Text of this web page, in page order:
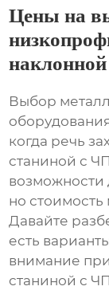
Цены на
Выбор
когда речь
станиной с
возможности
но
Давайте
есть
внимание
станиной с